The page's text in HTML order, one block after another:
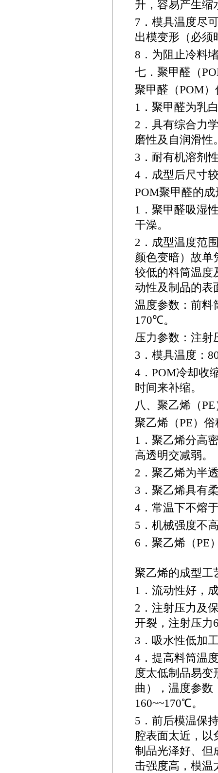
升，容易产生缩
7 ．模具温度尽
出模变形（必须
8 ．为阻止冷料
七．聚甲醛（
聚甲醛（POM
1 ．聚甲醛为乳
2 ．具有综合力
磨性及自润滑性
3 ．耐有机溶剂
4 ．成型后尺寸
POM聚甲醛的
1 ．聚甲醛吸湿
干澡。
2 ．成型温度范
颜色变暗）故单
较低的料筒温度
动性及制品的表
温度参数：前料
170℃。
压力参数：注射
3 ．模具温度：
4 ． POM冷却收
时间来补缩。
八、聚乙烯（PE
聚乙烯（PE）
1 ．聚乙烯分高
高透明交减弱。
2 ．聚乙烯为半
3 ．聚乙烯具有
4 ．常温下不熔
5 ．机械强度不
6 ．聚乙烯（PE
聚乙烯的成型工
1 ．流动性好，
2 ．注射压力及
开裂，注射压力
3 ．吸水性低加
4 ．提高料筒温
度太低制品易变
曲），温度参数
160~~170℃。
5 ．前后模温保
腔表面太近，以
制品光泽好、但
击强度高，模温